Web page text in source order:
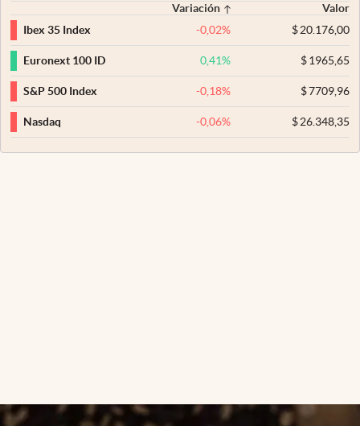
Variación
Valor
Ibex 35 Index
-0,02% $20.176,00
Euronext 100 ID 0,41% $1965,65
S&P 500 Index -0,18% $7709,96
Nasdaq -0,06% $26.348,35